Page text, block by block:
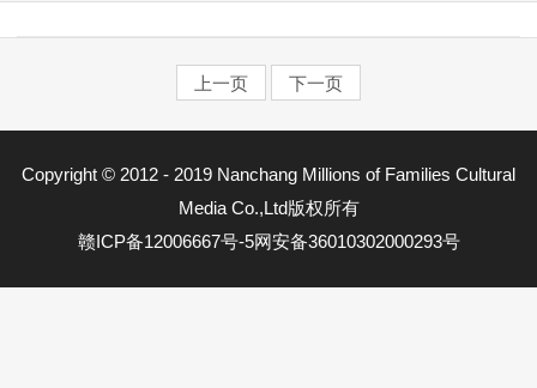
上一页 下一页
Copyright © 2012 - 2019 Nanchang Millions of Families Cultural
Media Co.,Ltd版权所有
赣ICP备12006667号-5网安备36010302000293号
东湖区
西湖区